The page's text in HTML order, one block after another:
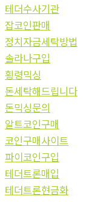
테더수사기관
잡코인판매
정치자금세탁방법
솔라나구입
횡령믹싱
돈세탁해드립니다
돈믹싱문의
알트코인구매
코인구매사이트
파이코인구입
테더트론매입
테더트론현금화